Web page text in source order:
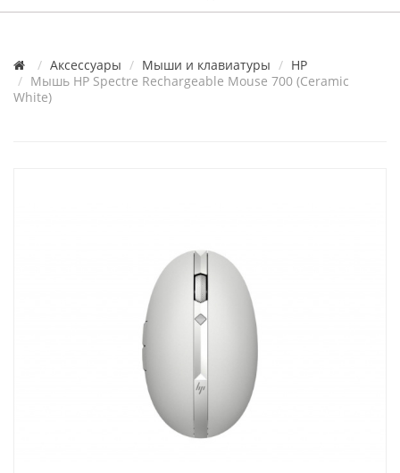
Аксессуары Мыши и клавиатуры
HP
Мышь HP Spectre Rechargeable Mouse 700 (Ceramic
White)